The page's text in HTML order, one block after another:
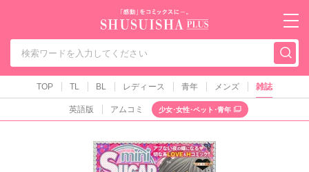
秋水社PLUS（テ
TOP TL BL レディース 青年 メンズ 雑誌
英語版 アムコミ 少女･女性･ペット･青年